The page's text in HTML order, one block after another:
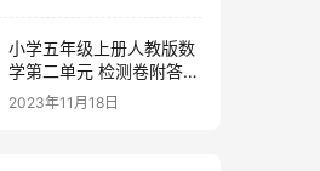
小学五年级上册人教版数
学第二单元 检测卷附答案
下载
2023年11月18日